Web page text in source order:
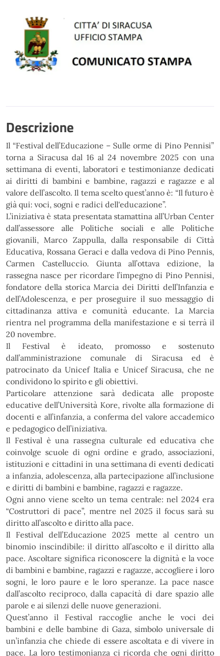
Descrizione
Il “Festival dell’Educazione – Sulle orme di Pino Pennisi”
torna a Siracusa dal 16 al 24 novembre 2025 con una
settimana di eventi, laboratori e testimonianze dedicati
ai diritti di bambini e bambine, ragazzi e ragazze e al
valore dell’ascolto. Il tema scelto quest’anno è: “Il futuro è
già qui: voci, sogni e radici dell'educazione”.
L’iniziativa è stata presentata stamattina all’Urban Center
dall’assessore alle Politiche sociali e alle Politiche
giovanili, Marco Zappulla, dalla responsabile di Città
Educativa, Rossana Geraci e dalla vedova di Pino Pennis,
Carmen Castelluccio. Giunta all’ottava edizione, la
rassegna nasce per ricordare l’impegno di Pino Pennisi,
fondatore della storica Marcia dei Diritti dell’Infanzia e
dell’Adolescenza, e per proseguire il suo messaggio di
cittadinanza attiva e comunità educante. La Marcia
rientra nel programma della manifestazione e si terrà il
20 novembre.
Il Festival è ideato, promosso e sostenuto
dall’amministrazione comunale di Siracusa ed è
patrocinato da Unicef Italia e Unicef Siracusa, che ne
condividono lo spirito e gli obiettivi.
Particolare attenzione sarà dedicata alle proposte
educative dell’Università Kore, rivolte alla formazione di
docenti e all’infanzia, a conferma del valore accademico
e pedagogico dell’iniziativa.
Il Festival è una rassegna culturale ed educativa che
coinvolge scuole di ogni ordine e grado, associazioni,
istituzioni e cittadini in una settimana di eventi dedicati
a infanzia, adolescenza, alla partecipazione all’inclusione
e diritti di bambini e bambine, ragazzi e ragazze.
Ogni anno viene scelto un tema centrale: nel 2024 era
“Costruttori di pace”, mentre nel 2025 il focus sarà su
diritto all’ascolto e diritto alla pace.
Il Festival dell’Educazione 2025 mette al centro un
binomio inscindibile: il diritto all’ascolto e il diritto alla
pace. Ascoltare significa riconoscere la dignità e la voce
di bambini e bambine, ragazzi e ragazze, accogliere i loro
sogni, le loro paure e le loro speranze. La pace nasce
dall’ascolto reciproco, dalla capacità di dare spazio alle
parole e ai silenzi delle nuove generazioni.
Quest’anno il Festival raccoglie anche le voci dei
bambini e delle bambine di Gaza, simbolo universale di
un’infanziache chiede di essere ascoltata e di vivere in
pace. La loro testimonianza ci ricorda che ogni diritto